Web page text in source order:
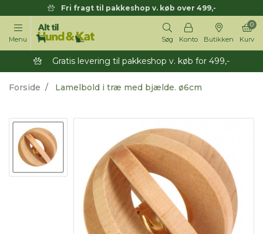
Fri fragt til pakkeshop v. køb over 499,-
Menu Søg Konto Butikken Kurv
0
Gratis levering til pakkeshop v. køb for 499,-
Forside Lamelbold i træ med bjælde. ø6cm